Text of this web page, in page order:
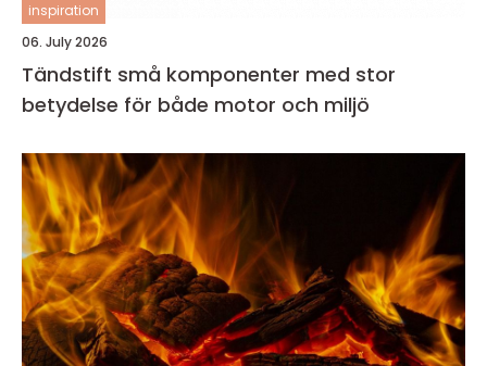
inspiration
06. July 2026
Tändstift små komponenter med stor
betydelse för både motor och miljö